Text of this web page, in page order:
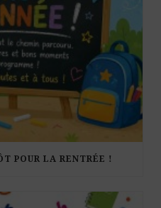
POUR LA RENTRÉE !